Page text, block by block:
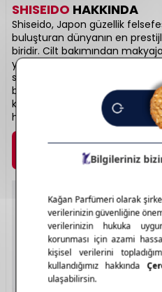
SHISEIDO HAKKINDA
Shiseido, Japon güzellik
buluşturan dünyanın en
biridir. Cilt bakımından
yaşlanma karşıtı çözümlere
sahiptir. İçeriğinde geleneksel
bilimsel aktifler barındırır. Cildi
kalmaz, aynı zamanda
hassasiyet ve inovasyonun
Marka Detayı